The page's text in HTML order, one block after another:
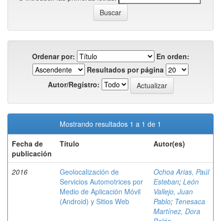
Ordenar por:
En orden:
Resultados por página
Autor/Registro:
Mostrando resultados 1 a 1 de 1
Fecha de
publicación
Título Autor(es)
2016
Geolocalización de
Servicios Automotrices por
Medio de Aplicación Móvil
(Android) y Sitios Web
Ochoa Arias, Paúl
Esteban; León
Vallejo, Juan
Pablo; Tenesaca
Martínez, Dora